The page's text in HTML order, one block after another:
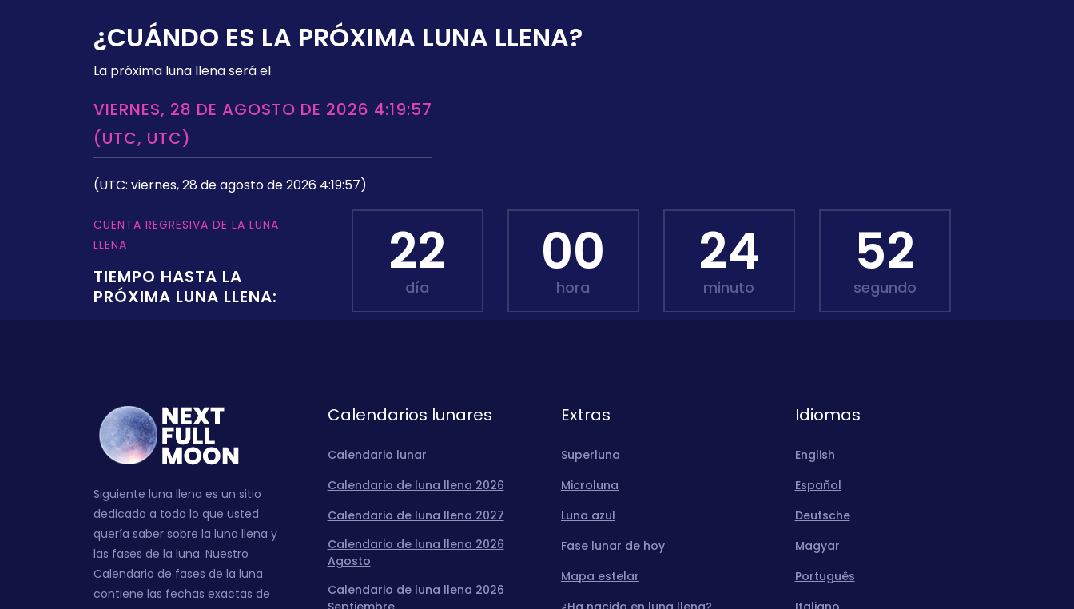
¿CUÁNDO ES LA PRÓXIMA LUNA LLENA?
La próxima luna llena será el
VIERNES, 28 DE AGOSTO DE 2026 4:19:57
(UTC, UTC)
(UTC: viernes, 28 de agosto de 2026 4:19:57)
CUENTA REGRESIVA DE LA LUNA
LLENA
TIEMPO HASTA LA
PRÓXIMA LUNA LLENA:
22
día
00
hora
24
minuto
51
segundo
Siguiente luna llena es un sitio
dedicado a todo lo que usted
quería saber sobre la luna llena y
las fases de la luna. Nuestro
Calendario de fases de la luna
contiene las fechas exactas de
Calendarios lunares
Calendario lunar
Calendario de luna llena 2026
Calendario de luna llena 2027
Calendario de luna llena 2026
Agosto
Calendario de luna llena 2026
Extras
Superluna
Microluna
Luna azul
Fase lunar de hoy
Mapa estelar
Idiomas
English
Español
Deutsche
Magyar
Português